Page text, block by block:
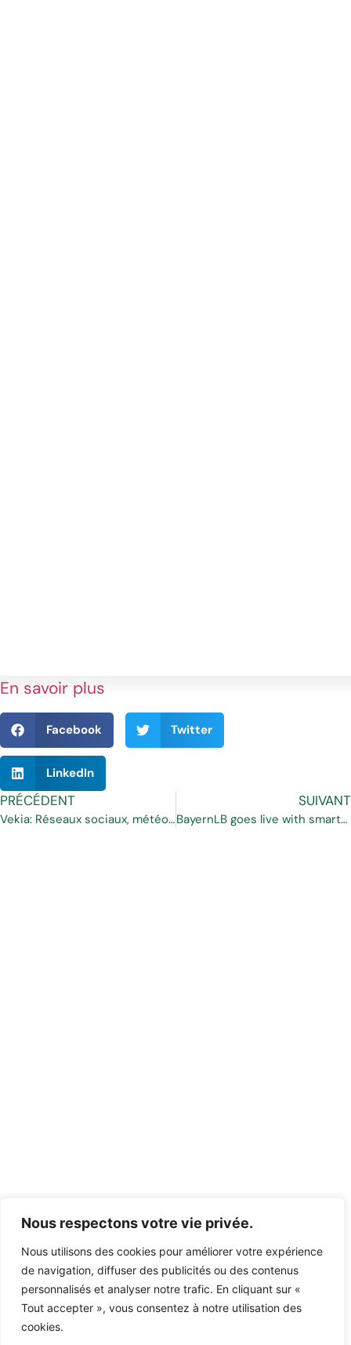
Nous respectons votre vie privée.
Nous utilisons des cookies pour améliorer votre expérience
de navigation, diffuser des publicités ou des contenus
personnalisés et analyser notre trafic. En cliquant sur «
Tout accepter », vous consentez à notre utilisation des
cookies.
En savoir plus
Facebook Twitter
LinkedIn
PRÉCÉDENT
Vekia: Réseaux sociaux, météo… : Impact sur la prévision des ventes
SUIVANT
BayernLB goes live with smartTrade’ FX platform